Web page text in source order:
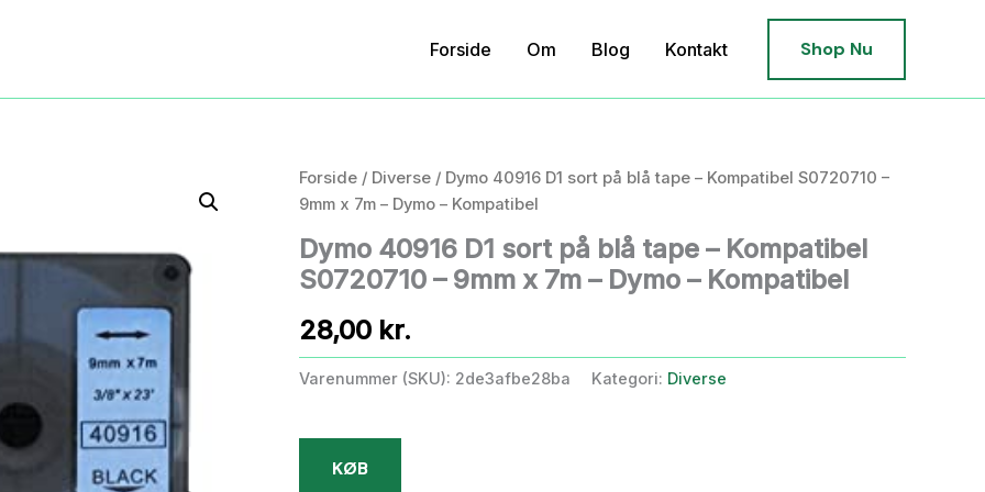
Forside Om Blog Kontakt Shop Nu
Forside / Diverse / Dymo 40916 D1 sort på blå tape – Kompatibel S0720710 –
9mm x 7m – Dymo – Kompatibel
Dymo 40916 D1 sort på blå tape – Kompatibel
S0720710 – 9mm x 7m – Dymo – Kompatibel
28,00 kr.
Varenummer (SKU): 2de3afbe28ba Kategori: Diverse
KØB